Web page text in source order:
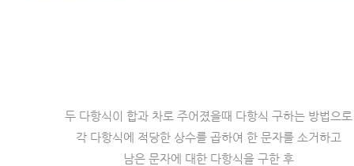
두 다항식이 합과 차로 주어졌을때 다항식 구하는 방법으로
각 다항식에 적당한 상수를 곱하여 한 문자를 소거하고
남은 문자에 대한 다항식을 구한 후